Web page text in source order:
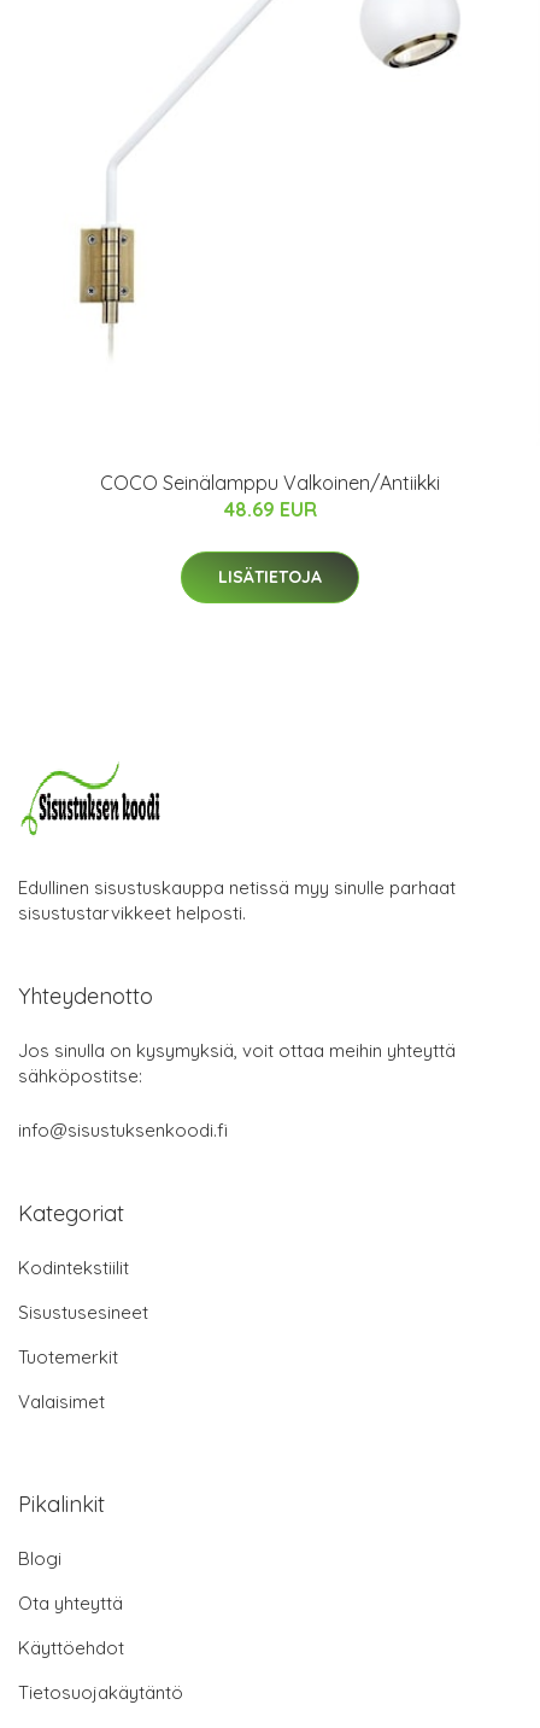
COCO Seinälamppu Valkoinen/Antiikki
48.69 EUR
LISÄTIETOJA
Edullinen sisustuskauppa netissä myy sinulle parhaat
sisustustarvikkeet helposti.
Yhteydenotto
Jos sinulla on kysymyksiä, voit ottaa meihin yhteyttä
sähköpostitse:
info@sisustuksenkoodi.fi
Kategoriat
Kodintekstiilit
Sisustusesineet
Tuotemerkit
Valaisimet
Pikalinkit
Blogi
Ota yhteyttä
Käyttöehdot
Tietosuojakäytäntö